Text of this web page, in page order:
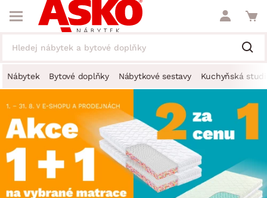
Nábytek Bytové doplňky Nábytkové sestavy Kuchyňská